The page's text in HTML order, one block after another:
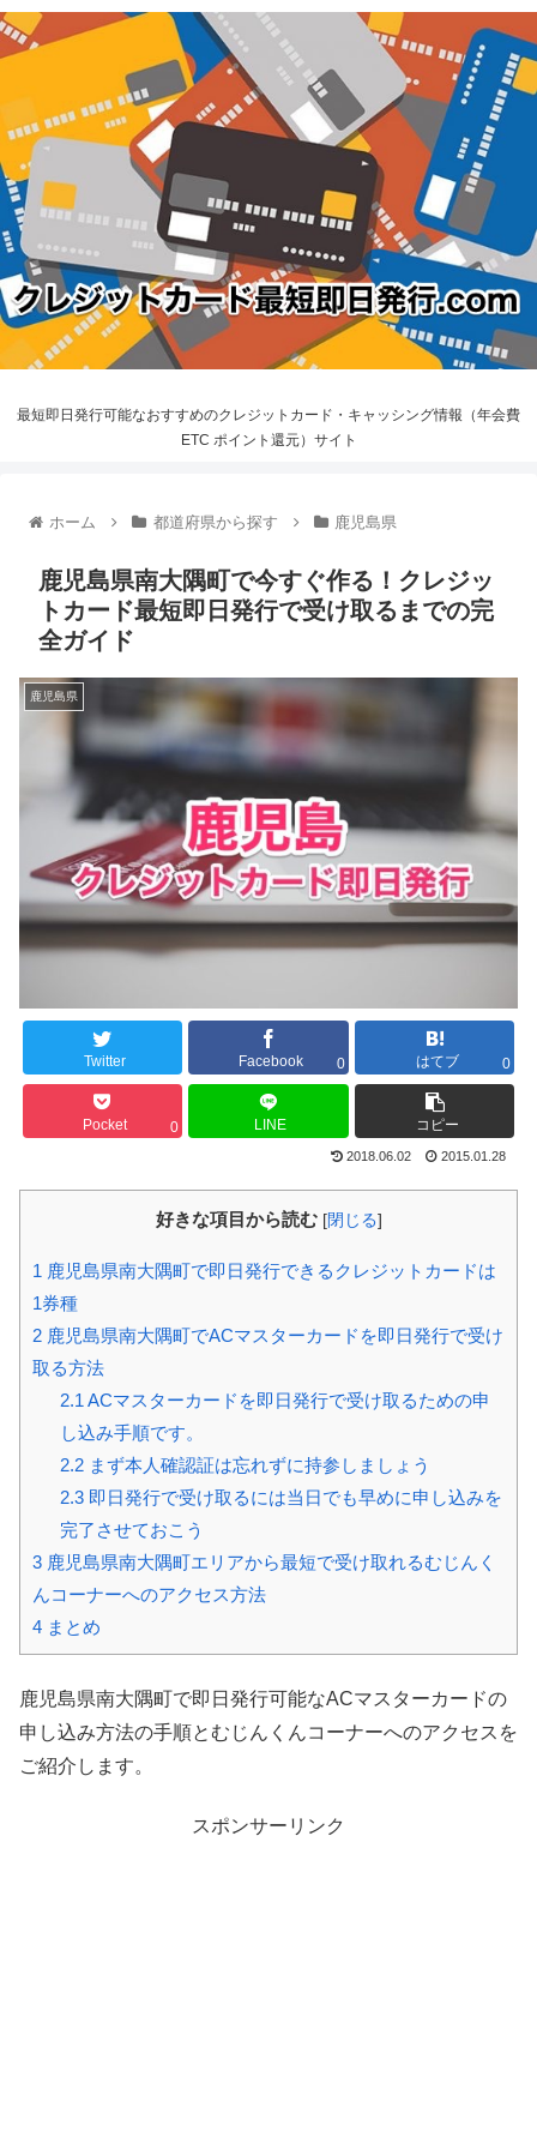
最短即日発行可能なおすすめのクレジットカード・キャッシング情報（年会費
ETC ポイント還元）サイト
ホーム 都道府県から探す 鹿児島県
鹿児島県南大隅町で今すぐ作る！クレジッ
トカード最短即日発行で受け取るまでの完
全ガイド
鹿児島県
Twitter Facebook 0 はてブ 0
Pocket 0 LINE コピー
2018.06.02 2015.01.28
好きな項目から読む [閉じる]
1 鹿児島県南大隅町で即日発行できるクレジットカードは
1券種
2 鹿児島県南大隅町でACマスターカードを即日発行で受け
取る方法
2.1 ACマスターカードを即日発行で受け取るための申
し込み手順です。
2.2まず本人確認証は忘れずに持参しましょう
2.3即日発行で受け取るには当日でも早めに申し込みを
完了させておこう
3 鹿児島県南大隅町エリアから最短で受け取れるむじんく
んコーナーへのアクセス方法
4 まとめ
鹿児島県南大隅町で即日発行可能なACマスターカードの
申し込み方法の手順とむじんくんコーナーへのアクセスを
ご紹介します。
スポンサーリンク